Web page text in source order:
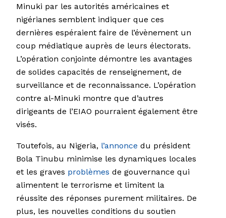
Minuki par les autorités américaines et
nigérianes semblent indiquer que ces
dernières espéraient faire de l’évènement un
coup médiatique auprès de leurs électorats.
L’opération conjointe démontre les avantages
de solides capacités de renseignement, de
surveillance et de reconnaissance. L’opération
contre al-Minuki montre que d’autres
dirigeants de l’EIAO pourraient également être
visés.
Toutefois, au Nigeria, l’annonce du président
Bola Tinubu minimise les dynamiques locales
et les graves problèmes de gouvernance qui
alimentent le terrorisme et limitent la
réussite des réponses purement militaires. De
plus, les nouvelles conditions du soutien